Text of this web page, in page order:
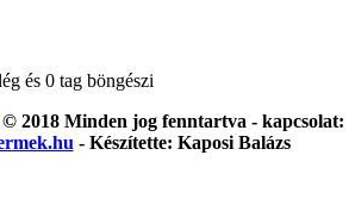
és 0 tag böngészi
© 2018 Minden jog fenntartva - kapcsolat:
- Készítette: Kaposi Balázs